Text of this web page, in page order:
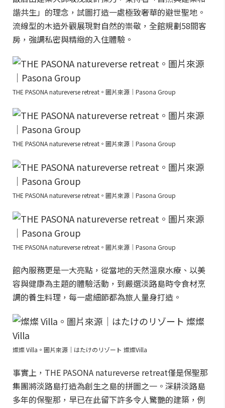
諧共生」的理念，試圖打造一處極致奢華的避世聖地。
流線型的木造外觀展現對自然的崇敬，全館規劃58間客
房，強調私密與精緻的入住體驗。
THE PASONA natureverse retreat。圖片來源｜Pasona Group
THE PASONA natureverse retreat。圖片來源｜Pasona Group
THE PASONA natureverse retreat。圖片來源｜Pasona Group
THE PASONA natureverse retreat。圖片來源｜Pasona Group
館內服務更是一大亮點，從當地的天然溫泉水療、以美
容與健康為主題的體驗活動，到嚴選淡路島時令食材烹
調的養生料理，每一處細節都為旅人量身打造。
燦燦 Villa。圖片來源｜はたけのリゾート 燦燦Villa
事實上，THE PASONA natureverse retreat僅是保聖那
集團將淡路島打造為創生之島的拼圖之一。深耕淡路島
多年的保聖那，早已在此留下許多令人驚艷的建築，例